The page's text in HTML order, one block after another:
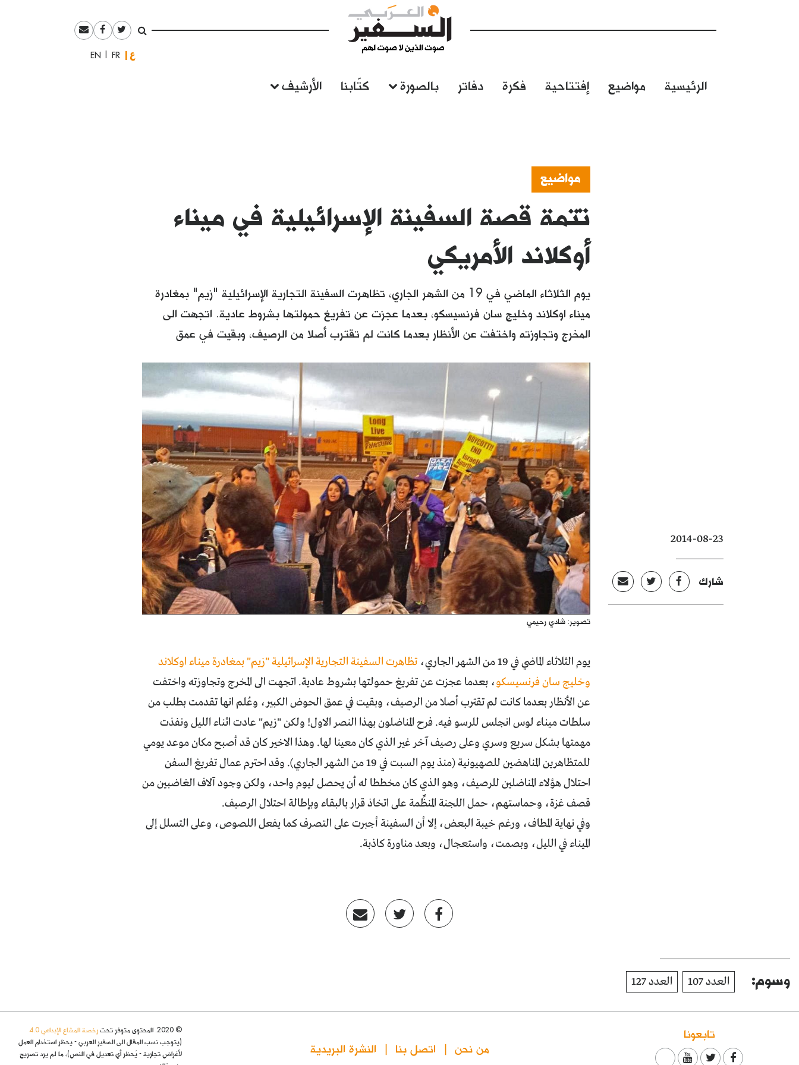
العربيةFrançais
English
الرئيسية مواضيع إفتتاحية فكرة دفاتر بالصورة كتّابنا الأرشيف
مواضيع
تتمة قصة السفينة الإسرائيلية في ميناء
أوكلاند الأمريكي
يوم الثلاثاء الماضي في 19 من الشهر الجاري، تظاهرت السفينة التجارية الإسرائيلية "زيم" بمغادرة
ميناء اوكلاند وخليج سان فرنسيسكو، بعدما عجزت عن تفريغ حمولتها بشروط عادية. اتجهت الى
المخرج وتجاوزته واختفت عن الأنظار بعدما كانت لم تقترب أصلا من الرصيف، وبقيت في عمق
2014-08-23
شارك
تصوير: شادي رحيمي
يوم الثلاثاء الماضي في 19 من الشهر الجاري،
تظاهرت السفينة التجارية الإسرائيلية "زيم" بمغادرة ميناء اوكلاند
وخليج سان فرنسيسكو، بعدما عجزت عن تفريغ حمولتها بشروط عادية. اتجهت الى المخرج وتجاوزته واختفت
عن الأنظار بعدما كانت لم تقترب أصلا من الرصيف، وبقيت في عمق الحوض الكبير، وعُلم انها تقدمت بطلب من
سلطات ميناء لوس انجلس للرسو فيه. فرح المناضلون بهذا النصر الاول! ولكن "زيم" عادت اثناء الليل ونفذت
مهمتها بشكل سريع وسري وعلى رصيف آخر غير الذي كان معينا لها. وهذا الاخير كان قد أصبح مكان موعد يومي
للمتظاهرين المناهضين للصهيونية (منذ يوم السبت في 19 من الشهر الجاري). وقد احترم عمال تفريغ السفن
احتلال هؤلاء المناضلين للرصيف، وهو الذي كان مخططا له أن يحصل ليوم واحد، ولكن وجود آلاف الغاضبين من
قصف غزة، وحماستهم، حمل اللجنة المنظِّمة على اتخاذ قرار بالبقاء وبإطالة احتلال الرصيف.
وفي نهاية المطاف، ورغم خيبة البعض، إلا أن السفينة أجبرت على التصرف كما يفعل اللصوص، وعلى التسلل إلى
الميناء في الليل، وبصمت، واستعجال، وبعد مناورة كاذبة.
وسوم: العدد 107 العدد 127
تابعونا
من نحن
اتصل بنا النشرة البريدية
© 2020. المحتوى متوفر تحت
رخصة المشاع الإبداعي 4.0
(يتوجب نسب المقال الى السفير العربي - يحظر استخدام العمل
لأغراض تجارية - يُحظر أي تعديل في النص)، ما لم يرد تصريح